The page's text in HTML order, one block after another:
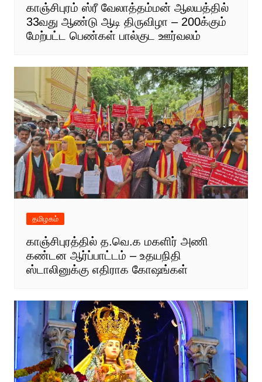
காஞ்சிபுரம் ஸ்ரீ வேலாத்தம்மன் ஆலயத்தில்
33வது ஆண்டு ஆடி திருவிழா – 200க்கும்
மேற்பட்ட பெண்கள் பால்குட ஊர்வலம்
தமிழகம்
காஞ்சிபுரத்தில் த.வெ.க மகளிர் அணி
கண்டன ஆர்ப்பாட்டம் – உதயநிதி
ஸ்டாலினுக்கு எதிராக கோஷங்கள்